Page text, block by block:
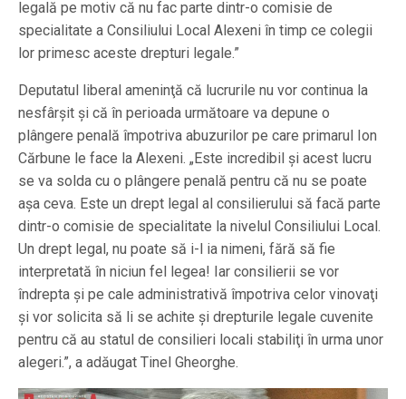
legală pe motiv că nu fac parte dintr-o comisie de
specialitate a Consiliului Local Alexeni în timp ce colegii
lor primesc aceste drepturi legale.”
Deputatul liberal ameninţă că lucrurile nu vor continua la
nesfârşit şi că în perioada următoare va depune o
plângere penală împotriva abuzurilor pe care primarul Ion
Cărbune le face la Alexeni. „Este incredibil şi acest lucru
se va solda cu o plângere penală pentru că nu se poate
aşa ceva. Este un drept legal al consilierului să facă parte
dintr-o comisie de specialitate la nivelul Consiliului Local.
Un drept legal, nu poate să i-l ia nimeni, fără să fie
interpretată în niciun fel legea! Iar consilierii se vor
îndrepta şi pe cale administrativă împotriva celor vinovaţi
şi vor solicita să li se achite şi drepturile legale cuvenite
pentru că au statul de consilieri locali stabiliţi în urma unor
alegeri.”, a adăugat Tinel Gheorghe.